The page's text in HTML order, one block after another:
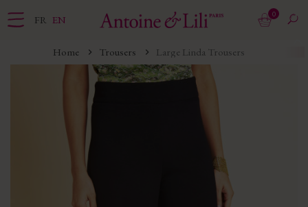
FR EN 0
Home Trousers Large Linda Trousers